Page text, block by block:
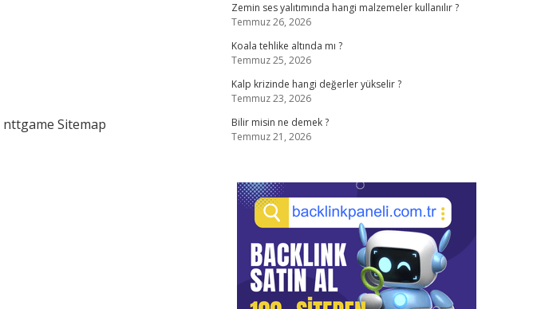
nttgame Sitemap
Zemin ses yalıtımında hangi malzemeler kullanılır ?
Temmuz 26, 2026
Koala tehlike altında mı ?
Temmuz 25, 2026
Kalp krizinde hangi değerler yükselir ?
Temmuz 23, 2026
Bilir misin ne demek ?
Temmuz 21, 2026